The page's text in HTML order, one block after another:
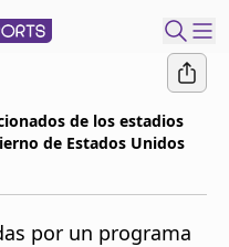
de los estadios
de Estados Unidos
por un programa